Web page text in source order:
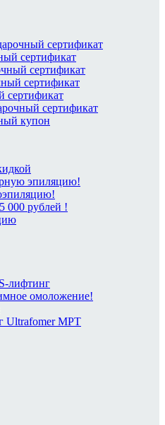
сертификат
сертификат
сертификат
сертификат
сертификат
сертификат
купон
эпиляцию!
000 рублей !
лифтинг
омоложение!
Ultrafomer MPT